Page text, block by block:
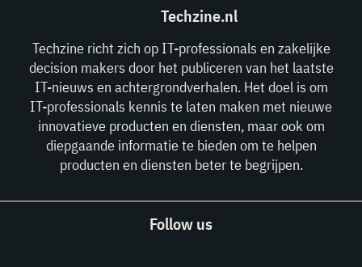
Techzine.nl
Techzine richt zich op IT-professionals en zakelijke
decision makers door het publiceren van het laatste
IT-nieuws en achtergrondverhalen. Het doel is om
IT-professionals kennis te laten maken met nieuwe
innovatieve producten en diensten, maar ook om
diepgaande informatie te bieden om te helpen
producten en diensten beter te begrijpen.
Follow us